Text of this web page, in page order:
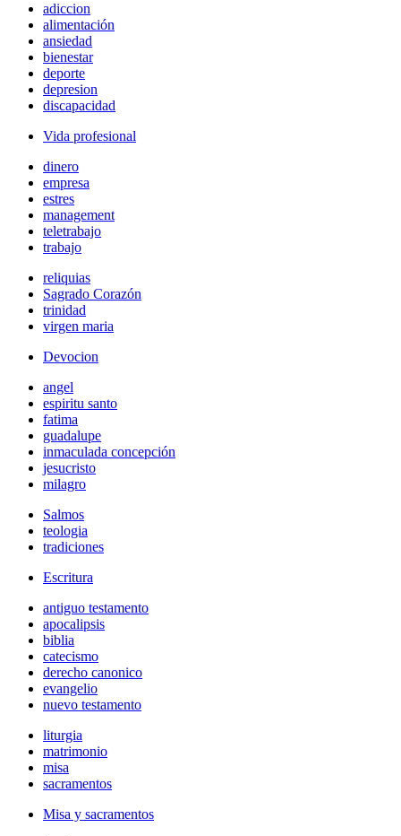
adiccion
alimentación
ansiedad
bienestar
deporte
depresion
discapacidad
Vida profesional
dinero
empresa
estres
management
teletrabajo
trabajo
reliquias
Sagrado Corazón
trinidad
virgen maria
Devocion
angel
espiritu santo
fatima
guadalupe
inmaculada concepción
jesucristo
milagro
Salmos
teologia
tradiciones
Escritura
antiguo testamento
apocalipsis
biblia
catecismo
derecho canonico
evangelio
nuevo testamento
liturgia
matrimonio
misa
sacramentos
Misa y sacramentos